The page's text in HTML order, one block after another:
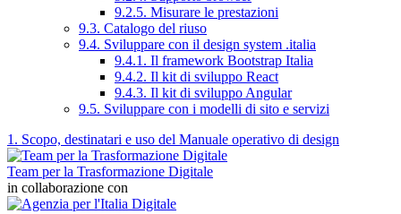
9.2.5. Misurare le prestazioni
9.3. Catalogo del riuso
9.4. Sviluppare con il design system .italia
9.4.1. Il framework Bootstrap Italia
9.4.2. Il kit di sviluppo React
9.4.3. Il kit di sviluppo Angular
9.5. Sviluppare con i modelli di sito e servizi
1. Scopo, destinatari e uso del Manuale operativo di design
Team per la Trasformazione Digitale
in collaborazione con